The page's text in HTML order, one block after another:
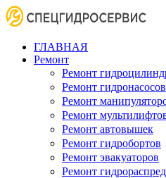
ГЛАВНАЯ
Ремонт
Ремонт
Ремонт гидронасосов
Ремонт
Ремонт
Ремонт автовышек
Ремонт гидробортов
Ремонт эвакуаторов
Ремонт